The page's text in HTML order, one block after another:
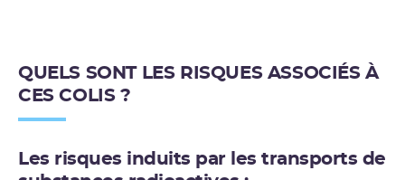
QUELS SONT LES RISQUES ASSOCIÉS À
CES COLIS ?
Les risques induits par les transports de